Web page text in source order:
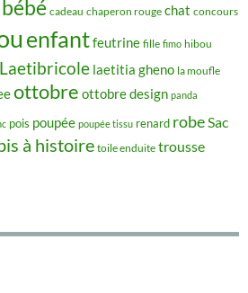
bébé cadeau chaperon rouge chat concours
enfantfeutrine fille fimo hibou
Laetibricole laetitia gheno la moufle
ottobre ottobre design panda
pois poupée poupée tissu renard robe Sac
à histoire toile enduite trousse